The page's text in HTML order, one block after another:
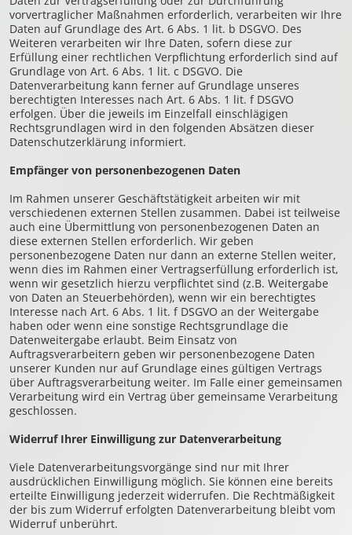
vorvertraglicher Maßnahmen erforderlich, verarbeiten wir Ihre
Daten auf Grundlage des Art. 6 Abs. 1 lit. b DSGVO. Des
Weiteren verarbeiten wir Ihre Daten, sofern diese zur
Erfüllung einer rechtlichen Verpflichtung erforderlich sind auf
Grundlage von Art. 6 Abs. 1 lit. c DSGVO. Die
Datenverarbeitung kann ferner auf Grundlage unseres
berechtigten Interesses nach Art. 6 Abs. 1 lit. f DSGVO
erfolgen. Über die jeweils im Einzelfall einschlägigen
Rechtsgrundlagen wird in den folgenden Absätzen dieser
Datenschutzerklärung informiert.
Empfänger von personenbezogenen Daten
Im Rahmen unserer Geschäftstätigkeit arbeiten wir mit
verschiedenen externen Stellen zusammen. Dabei ist teilweise
auch eine Übermittlung von personenbezogenen Daten an
diese externen Stellen erforderlich. Wir geben
personenbezogene Daten nur dann an externe Stellen weiter,
wenn dies im Rahmen einer Vertragserfüllung erforderlich ist,
wenn wir gesetzlich hierzu verpflichtet sind (z.B. Weitergabe
von Daten an Steuerbehörden), wenn wir ein berechtigtes
Interesse nach Art. 6 Abs. 1 lit. f DSGVO an der Weitergabe
haben oder wenn eine sonstige Rechtsgrundlage die
Datenweitergabe erlaubt. Beim Einsatz von
Auftragsverarbeitern geben wir personenbezogene Daten
unserer Kunden nur auf Grundlage eines gültigen Vertrags
über Auftragsverarbeitung weiter. Im Falle einer gemeinsamen
Verarbeitung wird ein Vertrag über gemeinsame Verarbeitung
geschlossen.
Widerruf Ihrer Einwilligung zur Datenverarbeitung
Viele Datenverarbeitungsvorgänge sind nur mit Ihrer
ausdrücklichen Einwilligung möglich. Sie können eine bereits
erteilte Einwilligung jederzeit widerrufen. Die Rechtmäßigkeit
der bis zum Widerruf erfolgten Datenverarbeitung bleibt vom
Widerruf unberührt.